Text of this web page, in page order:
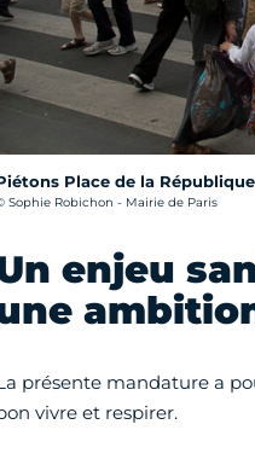
Place de la République
photo :
Sophie Robichon - Mairie de Paris
enjeu
présente mandature a
vivre et respirer.